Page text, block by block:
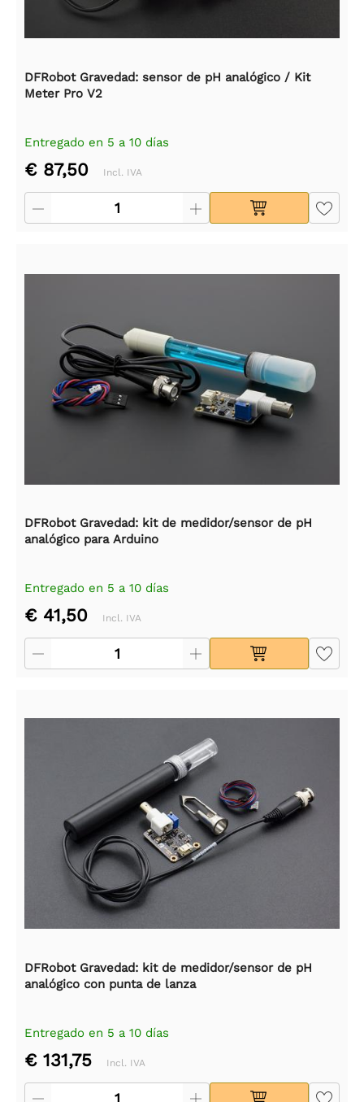
DFRobot Gravedad: sensor de pH analógico / Kit
Meter Pro V2
Entregado en 5 a 10 días
€ 87,50 Incl. IVA
DFRobot Gravedad: kit de medidor/sensor de pH
analógico para Arduino
Entregado en 5 a 10 días
€ 41,50 Incl. IVA
DFRobot Gravedad: kit de medidor/sensor de pH
analógico con punta de lanza
Entregado en 5 a 10 días
€ 131,75 Incl. IVA